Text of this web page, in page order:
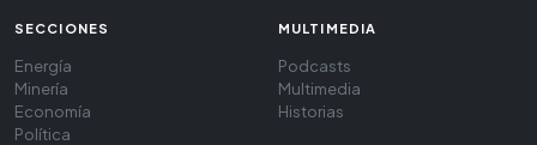
SECCIONES
Energía
Minería
Economía
Política
MULTIMEDIA
Podcasts
Multimedia
Historias